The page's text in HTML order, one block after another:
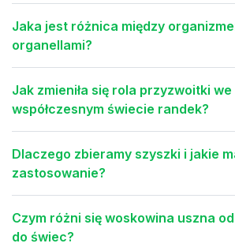
Jaka jest różnica między
organellami?
Jak zmieniła się rola przyzwoitki we
współczesnym świecie randek?
Dlaczego zbieramy szyszki i jakie
zastosowanie?
Czym różni się woskowina uszna
do świec?